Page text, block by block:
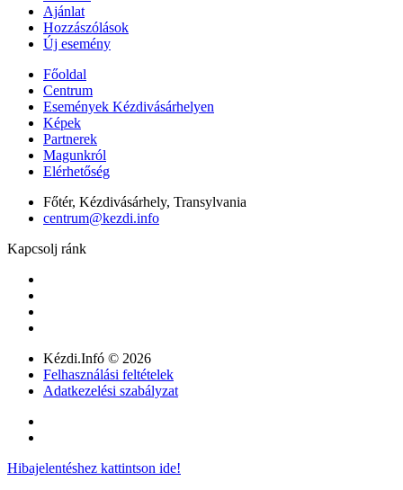
Ajánlat
Hozzászólások
Új esemény
Főoldal
Centrum
Események Kézdivásárhelyen
Képek
Partnerek
Magunkról
Elérhetőség
Főtér, Kézdivásárhely, Transylvania
centrum@kezdi.info
Kapcsolj ránk
Kézdi.Infó © 2026
Felhasználási feltételek
Adatkezelési szabályzat
Hibajelentéshez kattintson ide!